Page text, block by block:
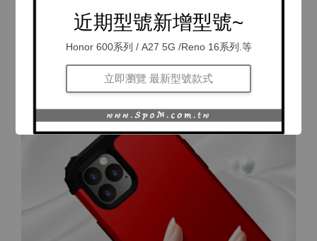
近期型號新增型號~
Honor 600系列 / A27 5G /Reno 16系列.等
立即瀏覽 最新型號款式